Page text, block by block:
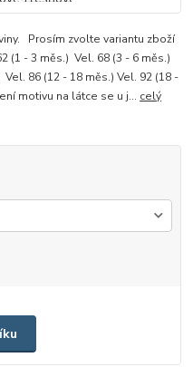
Prosím zvolte variantu zboží
(1 - 3 měs.) Vel. 68 (3 - 6 měs.)
86 (12 - 18 měs.) Vel. 92 (18 -
motivu na látce se u j... celý